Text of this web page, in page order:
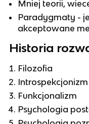
Mniej teorii,
Paradygmaty -
akceptowane
Historia
Filozofia
Introspekcjonizm
Funkcjonalizm
Psychologia